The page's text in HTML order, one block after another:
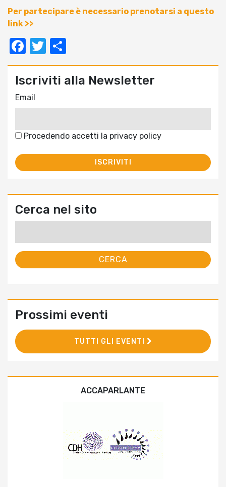
Per partecipare è necessario prenotarsi a questo
link >>
Facebook
Twitter
Iscriviti alla Newsletter
Email
Procedendo accetti la privacy policy
Cerca nel sito
Prossimi eventi
TUTTI GLI EVENTI
ACCAPARLANTE